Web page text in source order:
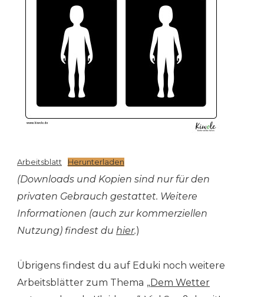
Arbeitsblatt Herunterladen
(Downloads und Kopien sind nur für den
privaten Gebrauch gestattet. Weitere
Informationen (auch zur kommerziellen
Nutzung) findest du hier.)
Übrigens findest du auf Eduki noch weitere
Arbeitsblätter zum Thema „Dem Wetter